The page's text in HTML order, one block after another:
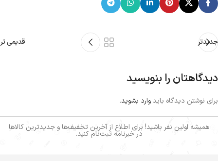
جدیدتر قدیمی تر
دیدگاهتان را بنویسید
برای نوشتن دیدگاه بایدوارد بشوید.
همیشه اولین نفر باشید! برای اطلاع از آخرین تخفیف‌ها و جدیدترین کالاها
در خبرنامه ثبت‌نام کنید.